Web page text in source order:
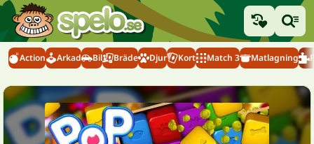
Action Arkad Bil Bräde Djur Kort Match 3 Matlagning